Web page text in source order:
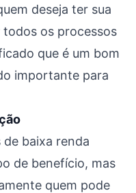
deseja ter sua
os processos
que é um bom
importante para
baixa renda
de benefício, mas
quem pode